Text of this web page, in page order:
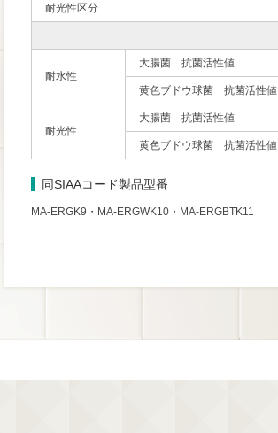
耐光性区分
耐水性
大腸菌 抗菌活性値
黄色ブドウ球菌 抗菌活性値
耐光性
大腸菌 抗菌活性値
黄色ブドウ球菌 抗菌活性値
同SIAAコード製品型番
MA-ERGK9・MA-ERGWK10・MA-ERGBTK11